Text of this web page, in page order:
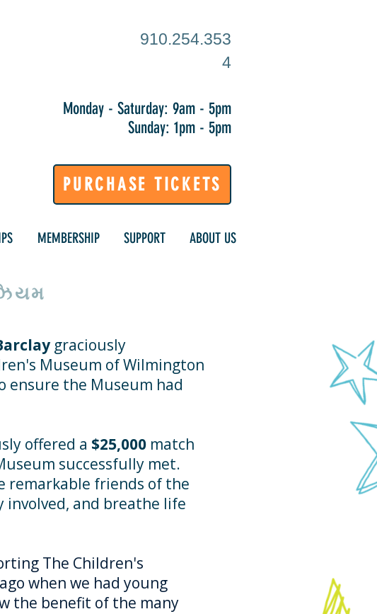
910.254.353
4
Monday - Saturday: 9am - 5pm
Sunday: 1pm - 5pm
PURCHASE TICKETS
MEMBERSHIP SUPPORT ABOUT US
graciously
Museum of Wilmington
ensure the Museum had
offered a $25,000 match
successfully met.
remarkable friends of the
involved, and breathe life
The Children's
when we had young
the benefit of the many